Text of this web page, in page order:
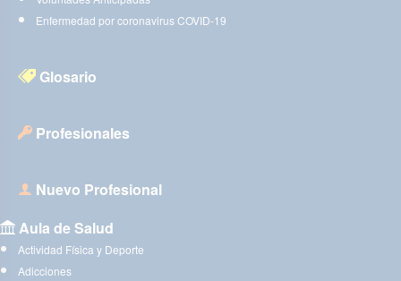
Enfermedad por coronavirus COVID-19
Glosario
Profesionales
Nuevo Profesional
Aula de Salud
Actividad Física y Deporte
Adicciones